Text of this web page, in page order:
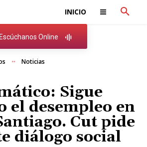
INICIO
Escúchanos Online
Noticias
Sigue
el desempleo en
Cut pide
diálogo social